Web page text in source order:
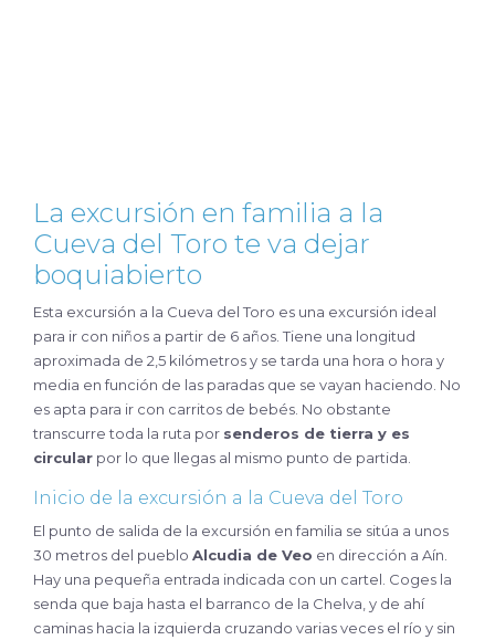
La excursión en familia a la
Cueva del Toro te va dejar
boquiabierto
Esta excursión a la Cueva del Toro es una excursión ideal
para ir con niños a partir de 6 años. Tiene una longitud
aproximada de 2,5 kilómetros y se tarda una hora o hora y
media en función de las paradas que se vayan haciendo. No
es apta para ir con carritos de bebés. No obstante
transcurre toda la ruta por senderos de tierra y es
circular por lo que llegas al mismo punto de partida.
Inicio de la excursión a la Cueva del Toro
El punto de salida de la excursión en familia se sitúa a unos
30 metros del pueblo Alcudia de Veo en dirección a Aín.
Hay una pequeña entrada indicada con un cartel. Coges la
senda que baja hasta el barranco de la Chelva, y de ahí
caminas hacia la izquierda cruzando varias veces el río y sin